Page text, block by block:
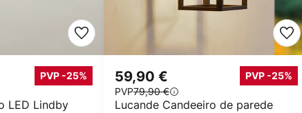
PVP -25%
LED Lindby
59,90 €
PVP79,90 €
PVP -25%
Lucande Candeeiro de parede